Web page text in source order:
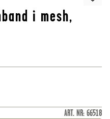
i mesh,
ART. NR: 66518